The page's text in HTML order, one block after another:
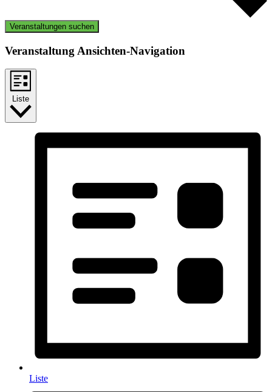
Veranstaltungen suchen
Veranstaltung Ansichten-Navigation
Liste
Liste